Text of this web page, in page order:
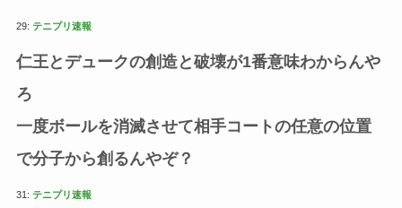
29: テニプリ速報
仁王とデュークの創造と破壊が1番意味わからんや
ろ
一度ボールを消滅させて相手コートの任意の位置
で分子から創るんやぞ？
31: テニプリ速報